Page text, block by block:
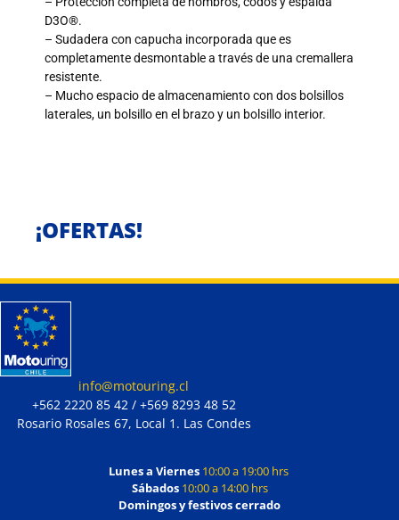
D3O®.
– Sudadera con capucha incorporada que es
completamente desmontable a través de una cremallera
resistente.
– Mucho espacio de almacenamiento con dos bolsillos
laterales, un bolsillo en el brazo y un bolsillo interior.
¡OFERTAS!
info@motouring.cl
+562 2220 85 42 / +569 8293 48 52
Rosario Rosales 67, Local 1. Las Condes
Lunes a Viernes 10:00 a 19:00 hrs
Sábados 10:00 a 14:00 hrs
Domingos y festivos cerrado